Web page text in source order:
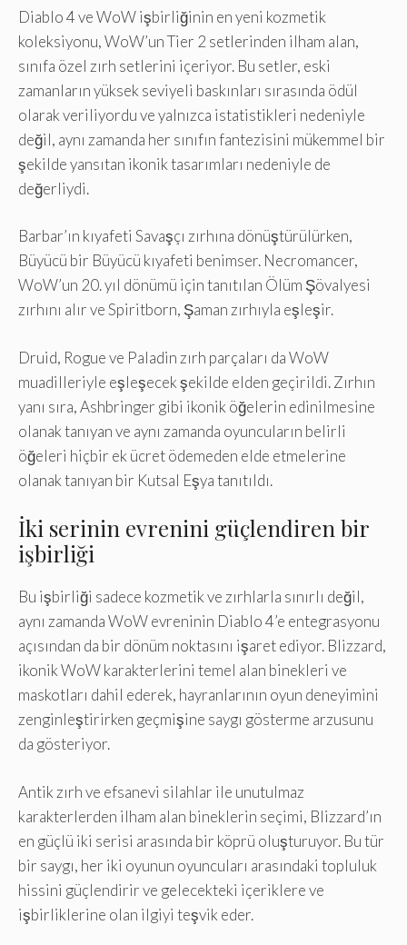
Diablo 4 ve WoW işbirliğinin en yeni kozmetik
koleksiyonu, WoW’un Tier 2 setlerinden ilham alan,
sınıfa özel zırh setlerini içeriyor. Bu setler, eski
zamanların yüksek seviyeli baskınları sırasında ödül
olarak veriliyordu ve yalnızca istatistikleri nedeniyle
değil, aynı zamanda her sınıfın fantezisini mükemmel bir
şekilde yansıtan ikonik tasarımları nedeniyle de
değerliydi.
Barbar’ın kıyafeti Savaşçı zırhına dönüştürülürken,
Büyücü bir Büyücü kıyafeti benimser. Necromancer,
WoW’un 20. yıl dönümü için tanıtılan Ölüm Şövalyesi
zırhını alır ve Spiritborn, Şaman zırhıyla eşleşir.
Druid, Rogue ve Paladin zırh parçaları da WoW
muadilleriyle eşleşecek şekilde elden geçirildi. Zırhın
yanı sıra, Ashbringer gibi ikonik öğelerin edinilmesine
olanak tanıyan ve aynı zamanda oyuncuların belirli
öğeleri hiçbir ek ücret ödemeden elde etmelerine
olanak tanıyan bir Kutsal Eşya tanıtıldı.
İki serinin evrenini güçlendiren bir
işbirliği
Bu işbirliği sadece kozmetik ve zırhlarla sınırlı değil,
aynı zamanda WoW evreninin Diablo 4’e entegrasyonu
açısından da bir dönüm noktasını işaret ediyor. Blizzard,
ikonik WoW karakterlerini temel alan binekleri ve
maskotları dahil ederek, hayranlarının oyun deneyimini
zenginleştirirken geçmişine saygı gösterme arzusunu
da gösteriyor.
Antik zırh ve efsanevi silahlar ile unutulmaz
karakterlerden ilham alan bineklerin seçimi, Blizzard’ın
en güçlü iki serisi arasında bir köprü oluşturuyor. Bu tür
bir saygı, her iki oyunun oyuncuları arasındaki topluluk
hissini güçlendirir ve gelecekteki içeriklere ve
işbirliklerine olan ilgiyi teşvik eder.